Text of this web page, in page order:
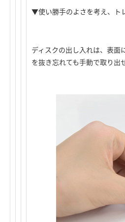
▼使い勝手のよさを考え、ト
ディスクの出し入れは、表面
を抜き忘れても手動で取り出